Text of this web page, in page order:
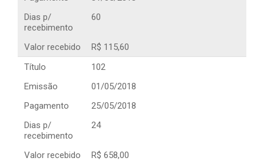
Dias p/
recebimento
60
Valor recebido
R$ 115,60
Título
102
Emissão
01/05/2018
Pagamento
25/05/2018
Dias p/
recebimento
24
Valor recebido
R$ 658,00